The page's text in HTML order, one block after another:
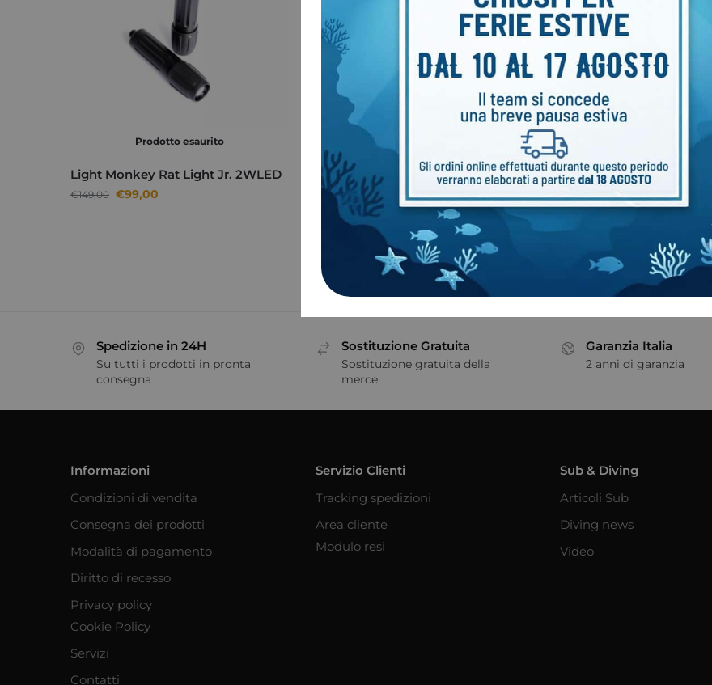
Prodotto esaurito
Light Monkey Rat Light Jr. 2WLED
€149,00 €99,00
Torcia Flare Handheld 5.2A con
caricatore
1.629,00
Spedizione in 24H
Su tutti i prodotti in pronta
consegna
Sostituzione Gratuita
Sostituzione gratuita della
merce
Garanzia Italia
2 anni di garanzia
Informazioni
Condizioni di vendita
Consegna dei prodotti
Modalità di pagamento
Diritto di recesso
Privacy policy
Cookie Policy
Servizi
Contatti
Servizio Clienti
Tracking spedizioni
Area cliente
Modulo resi
Sub & Diving
Articoli Sub
Diving news
Video